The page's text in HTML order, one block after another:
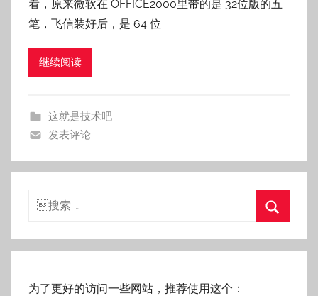
e
看，原来微软在 OFFICE2000里带的是 32位版的五
笔，飞信装好后，是 64 位
继续阅读
这就是技术吧
发表评论
搜
索
为了更好的访问一些网站，推荐使用这个：